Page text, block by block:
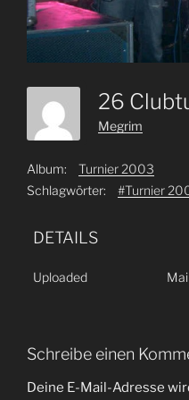
26
Megrim
Album:
Turnier 2003
Schlagwörter:
#Turnier
DETAILS
Uploaded
Schreibe einen
Deine E-Mail-Adresse